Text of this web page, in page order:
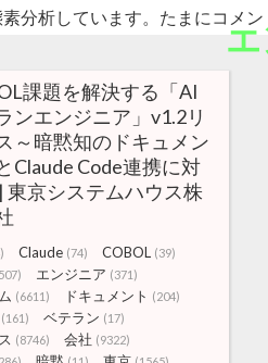
分析しています。たまにコメン
課題を解決する「AI
ンエンジニア」v1.2リ
～暗黙知のドキュメン
Claude Code連携に対
東京システムハウス株
Claude (74) COBOL (39)
エンジニア (371)
(6611) ドキュメント (204)
(161) ベテラン (17)
(8746) 会社 (9322)